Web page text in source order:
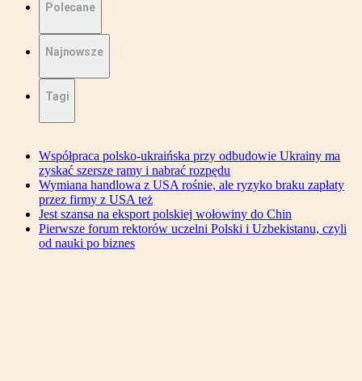
Polecane
Najnowsze
Tagi
Współpraca polsko-ukraińska przy odbudowie Ukrainy ma
zyskać szersze ramy i nabrać rozpędu
Wymiana handlowa z USA rośnie, ale ryzyko braku zapłaty
przez firmy z USA też
Jest szansa na eksport polskiej wołowiny do Chin
Pierwsze forum rektorów uczelni Polski i Uzbekistanu, czyli
od nauki po biznes